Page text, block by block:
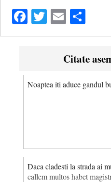
Facebook
Twitter
Email
Citate
Noaptea iti aduce gandul
Daca cladesti la strada ai
callem multos habet